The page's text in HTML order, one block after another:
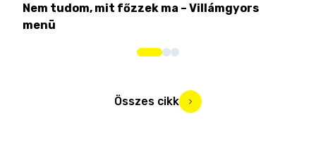
Nem tudom, mit főzzek ma – Villámgyors
menü
Összes cikk